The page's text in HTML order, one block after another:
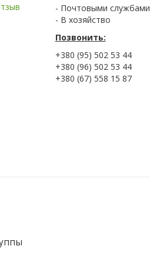
- Почтовыми службами
- В хозяйство
Позвонить:
+380 (95) 502 53 44
+380 (96) 502 53 44
+380 (67) 558 15 87